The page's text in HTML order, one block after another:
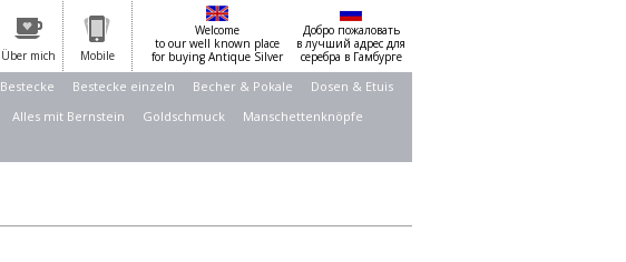
Über mich Mobile
Welcome
to our well known place
for buying Antique Silver
Добро пожаловать
в лучший адрес для
серебра в Гамбурге
Bestecke Bestecke einzeln Becher & Pokale
Dosen & Etuis
Alles mit Bernstein Goldschmuck
Manschettenknöpfe